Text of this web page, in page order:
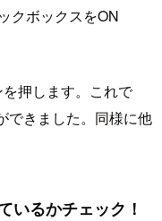
クボックスをON
押します。これで
できました。同様に他
いるかチェック！